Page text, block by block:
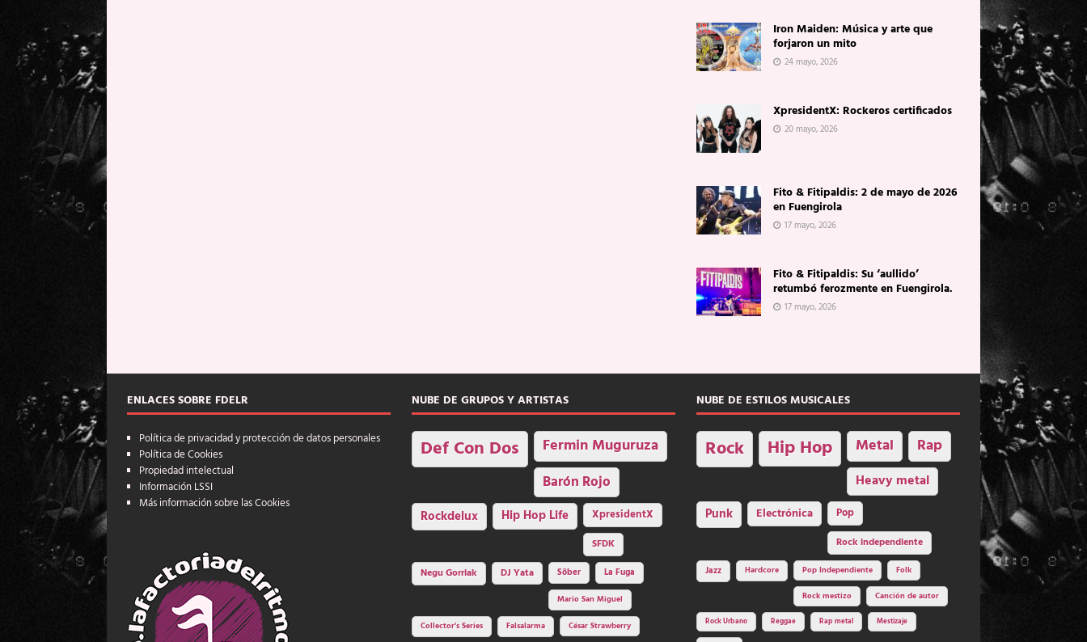
Iron Maiden: Música y arte que
forjaron un mito
24 mayo, 2026
XpresidentX: Rockeros certificados
20 mayo, 2026
Fito & Fitipaldis: 2 de mayo de 2026
en Fuengirola
17 mayo, 2026
Fito & Fitipaldis: Su ‘aullido’
retumbó ferozmente en Fuengirola.
17 mayo, 2026
ENLACES SOBRE FDELR
Política de privacidad y protección de datos personales
Política de Cookies
Propiedad intelectual
Información LSSI
Más información sobre las Cookies
NUBE DE GRUPOS Y ARTISTAS
Def Con Dos Fermin Muguruza
Barón Rojo
Rockdelux Hip Hop Life
XpresidentX
SFDK
Negu Gorriak
DJ Yata Sôber
La Fuga
Mario San Miguel
Collector's Series
Falsalarma César Strawberry
NUBE DE ESTILOS MUSICALES
Rock Hip Hop Metal Rap
Heavy metal
Punk Electrónica
Pop
Rock independiente
Jazz Hardcore Pop Independiente Folk
Rock mestizo Canción de autor
Rock Urbano Reggae Rap metal Mestizaje